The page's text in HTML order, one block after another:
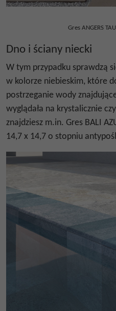
Gres ANGERS
Dno i ściany niecki
W tym przypadku sprawdzą
w kolorze niebieskim, które
postrzeganie wody
wyglądała na krystalicznie
znajdziesz m.in. Gres BALI
14,7 x 14,7 o stopniu